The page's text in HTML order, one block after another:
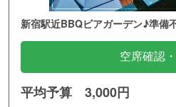
新宿駅近BBQビアガーデン♪準備
空席確認
平均予算 3,000円